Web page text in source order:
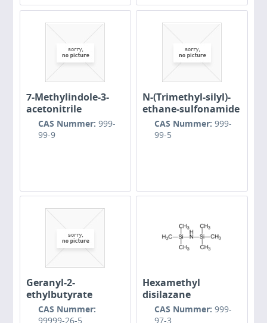
7-Methylindole-3-
acetonitrile
CAS Nummer: 999-
99-9
N-(Trimethyl-silyl)-
ethane-sulfonamide
CAS Nummer: 999-
99-5
Geranyl-2-
ethylbutyrate
CAS Nummer:
99999-26-5
Hexamethyl
disilazane
CAS Nummer: 999-
97-3